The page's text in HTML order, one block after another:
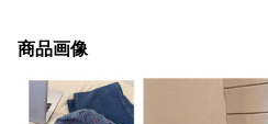
商品画像